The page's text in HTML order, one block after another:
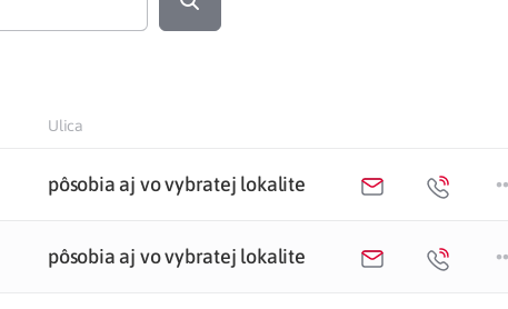
pohľadávky
Ulica
pôsobia aj vo vybratej lokalite
pôsobia aj vo vybratej lokalite